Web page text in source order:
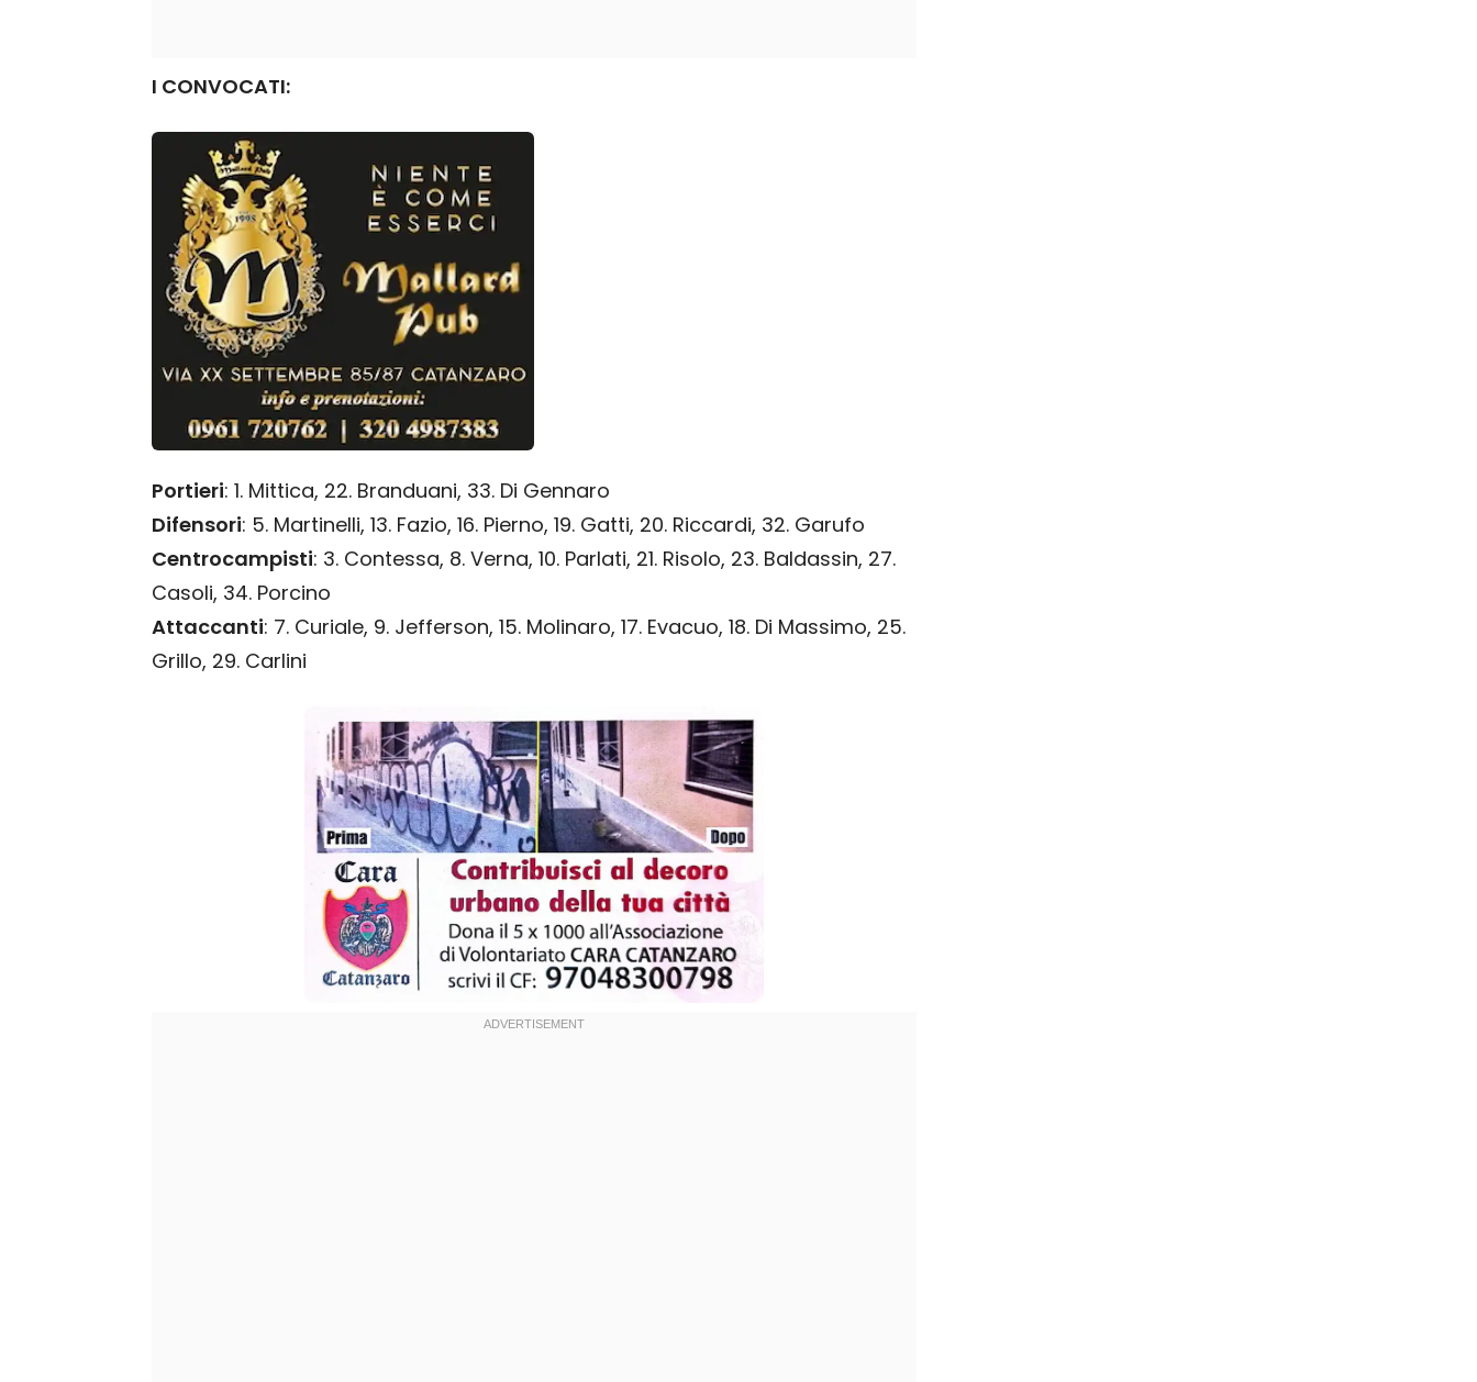
I CONVOCATI:
Portieri: 1. Mittica, 22. Branduani, 33. Di Gennaro
Difensori: 5. Martinelli, 13. Fazio, 16. Pierno, 19. Gatti, 20. Riccardi, 32. Garufo
Centrocampisti: 3. Contessa, 8. Verna, 10. Parlati, 21. Risolo, 23. Baldassin, 27.
Casoli, 34. Porcino
Attaccanti: 7. Curiale, 9. Jefferson, 15. Molinaro, 17. Evacuo, 18. Di Massimo, 25.
Grillo, 29. Carlini